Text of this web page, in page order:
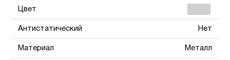
Цвет
Антистатический Нет
Материал Металл